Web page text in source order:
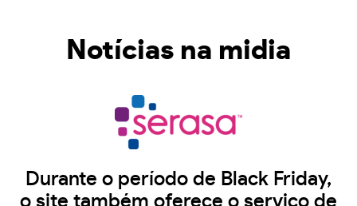
Notícias na midia
Durante o período de Black Friday,
o site também oferece o serviço de